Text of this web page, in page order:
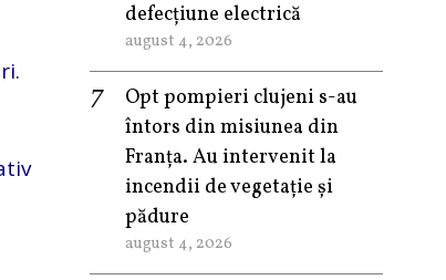
defecțiune electrică
august 4, 2026
Opt pompieri clujeni s-au
întors din misiunea din
Franța. Au intervenit la
incendii de vegetație și
pădure
august 4, 2026